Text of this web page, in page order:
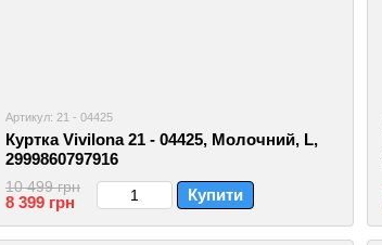
Артикул: 21 - 04425
Куртка Vivilona 21 - 04425, Молочний, L,
2999860797916
10 499 грн
8 399 грн Купити